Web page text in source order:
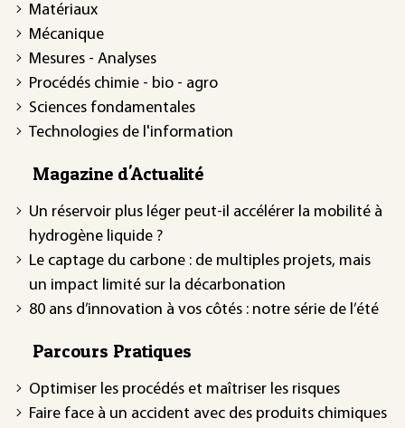
Matériaux
Mécanique
Mesures - Analyses
Procédés chimie - bio - agro
Sciences fondamentales
Technologies de l'information
Magazine d'Actualité
Un réservoir plus léger peut-il accélérer la mobilité à
hydrogène liquide ?
Le captage du carbone : de multiples projets, mais
un impact limité sur la décarbonation
80 ans d’innovation à vos côtés : notre série de l’été
Parcours Pratiques
Optimiser les procédés et maîtriser les risques
Faire face à un accident avec des produits chimiques